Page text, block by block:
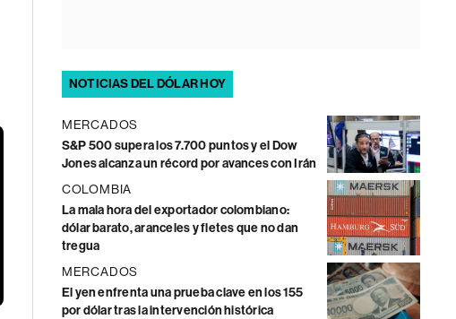
NOTICIAS DEL DÓLAR HOY
MERCADOS
S&P 500 supera los 7.700 puntos y el Dow
Jones alcanza un récord por avances con Irán
COLOMBIA
La mala hora del exportador colombiano:
dólar barato, aranceles y fletes que no dan
tregua
MERCADOS
El yen enfrenta una prueba clave en los 155
por dólar tras la intervención histórica